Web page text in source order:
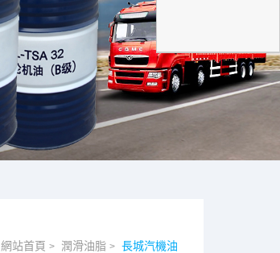
網站首頁 > 潤滑油脂 > 長城汽機油